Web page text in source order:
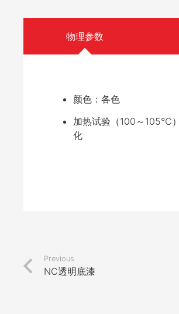
物理参数
颜色：各色
加热试验（100～105℃
化
Previous
NC透明底漆